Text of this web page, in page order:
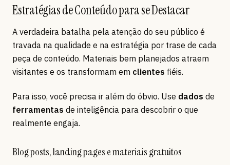
Estratégias de Conteúdo para se Destacar
A verdadeira batalha pela atenção do seu público é
travada na qualidade e na estratégia por trase de cada
peça de conteúdo. Materiais bem planejados atraem
visitantes e os transformam em clientes fiéis.
Para isso, você precisa ir além do óbvio. Use dados de
ferramentas de inteligência para descobrir o que
realmente engaja.
Blog posts, landing pages e materiais gratuitos